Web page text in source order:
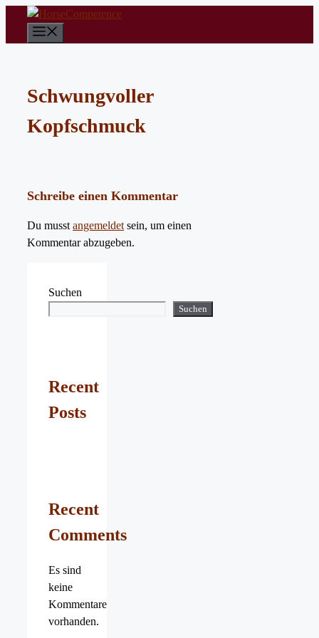
springen
Schwungvoller
Kopfschmuck
Schreibe einen Kommentar
Du musst angemeldet sein, um einen
Kommentar abzugeben.
Suchen
Suchen
Recent
Posts
Recent
Comments
Es sind
keine
Kommentare
vorhanden.